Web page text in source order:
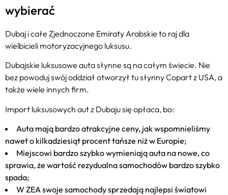
wybierać
Dubaj i całe Zjednoczone Emiraty Arabskie to raj dla
wielbicieli motoryzacyjnego luksusu.
Dubajskie luksusowe auta słynne są na całym świecie. Nie
bez powoduj swój oddział otworzył tu słynny Copart z USA, a
także wiele innych firm.
Import luksusowych aut z Dubaju się opłaca, bo:
Auta mają bardzo atrakcyjne ceny, jak wspomnieliśmy
nawet o kilkadziesiąt procent tańsze niż w Europie;
Miejscowi bardzo szybko wymieniają auta na nowe, co
sprawia, że wartość rezydualna samochodów bardzo szybko
spada;
W ZEA swoje samochody sprzedają najlepsi światowi